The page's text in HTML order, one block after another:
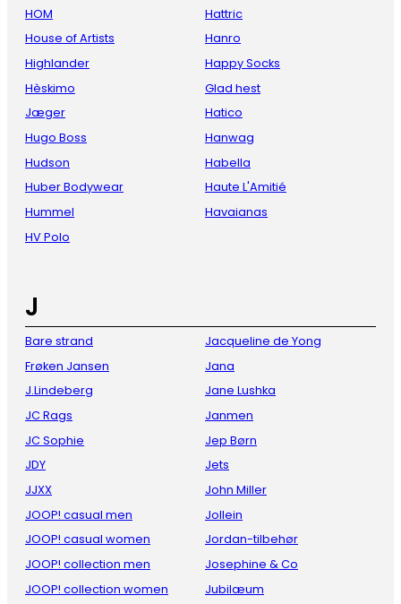
HOM
House of Artists
Highlander
Hèskimo
Jæger
Hugo Boss
Hudson
Huber Bodywear
Hummel
HV Polo
Hattric
Hanro
Happy Socks
Glad hest
Hatico
Hanwag
Habella
Haute L'Amitié
Havaianas
J
Bare strand
Frøken Jansen
J.Lindeberg
JC Rags
JC Sophie
JDY
JJXX
JOOP! casual men
JOOP! casual women
JOOP! collection men
JOOP! collection women
Jacqueline de Yong
Jana
Jane Lushka
Janmen
Jep Børn
Jets
John Miller
Jollein
Jordan-tilbehør
Josephine & Co
Jubilæum